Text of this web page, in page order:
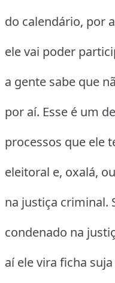
do calendário, por
ele vai poder
a gente sabe que
por aí. Esse é um
processos que ele
eleitoral e, oxalá,
na justiça criminal.
condenado na
aí ele vira ficha